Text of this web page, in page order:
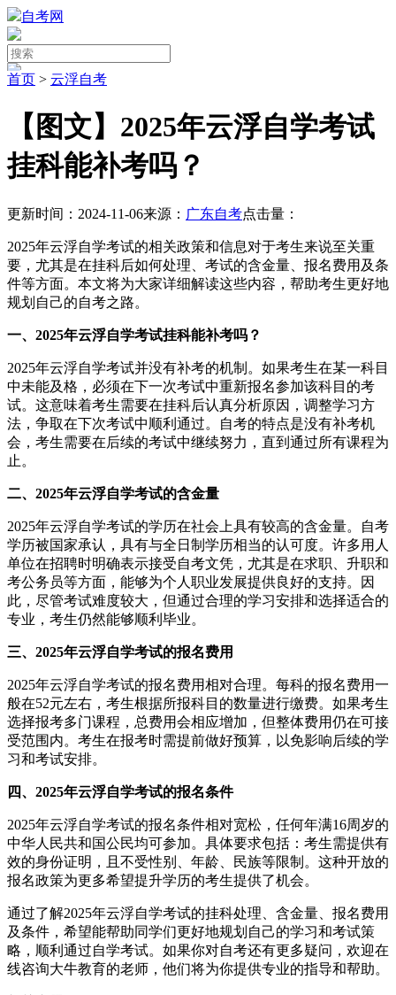
自考网
首页 > 云浮自考
【图文】2025年云浮自学考试
挂科能补考吗？
更新时间：2024-11-06来源： 广东自考点击量：
2025年云浮自学考试的相关政策和信息对于考生来说至关重
要，尤其是在挂科后如何处理、考试的含金量、报名费用及条
件等方面。本文将为大家详细解读这些内容，帮助考生更好地
规划自己的自考之路。
一、2025年云浮自学考试挂科能补考吗？
2025年云浮自学考试并没有补考的机制。如果考生在某一科目
中未能及格，必须在下一次考试中重新报名参加该科目的考
试。这意味着考生需要在挂科后认真分析原因，调整学习方
法，争取在下次考试中顺利通过。自考的特点是没有补考机
会，考生需要在后续的考试中继续努力，直到通过所有课程为
止。
二、2025年云浮自学考试的含金量
2025年云浮自学考试的学历在社会上具有较高的含金量。自考
学历被国家承认，具有与全日制学历相当的认可度。许多用人
单位在招聘时明确表示接受自考文凭，尤其是在求职、升职和
考公务员等方面，能够为个人职业发展提供良好的支持。因
此，尽管考试难度较大，但通过合理的学习安排和选择适合的
专业，考生仍然能够顺利毕业。
三、2025年云浮自学考试的报名费用
2025年云浮自学考试的报名费用相对合理。每科的报名费用一
般在52元左右，考生根据所报科目的数量进行缴费。如果考生
选择报考多门课程，总费用会相应增加，但整体费用仍在可接
受范围内。考生在报考时需提前做好预算，以免影响后续的学
习和考试安排。
四、2025年云浮自学考试的报名条件
2025年云浮自学考试的报名条件相对宽松，任何年满16周岁的
中华人民共和国公民均可参加。具体要求包括：考生需提供有
效的身份证明，且不受性别、年龄、民族等限制。这种开放的
报名政策为更多希望提升学历的考生提供了机会。
通过了解2025年云浮自学考试的挂科处理、含金量、报名费用
及条件，希望能帮助同学们更好地规划自己的学习和考试策
略，顺利通过自学考试。如果你对自考还有更多疑问，欢迎在
线咨询大牛教育的老师，他们将为你提供专业的指导和帮助。